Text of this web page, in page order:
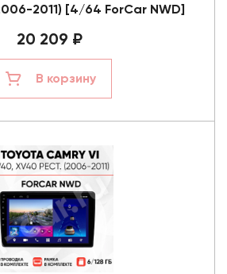
2011) [4/64 ForCar NWD]
20 209 ₽
В корзину